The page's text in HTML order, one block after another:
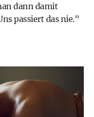
dann damit
passiert das nie."